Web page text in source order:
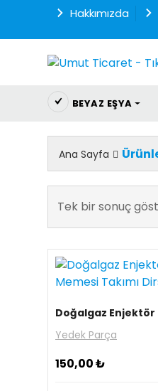
Hakkımızda
aletleri uygun
online alışveriş sitesi
Ücretsiz kargo
ile her şey ayağına
gelsin.
BEYAZ EŞYA
Ana Sayfa
Tek bir sonuç
Yedek Parça
150,00₺